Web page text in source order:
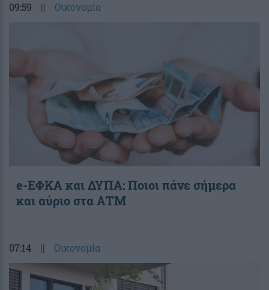
09:59 || Οικονομία
e-ΕΦΚΑ και ΔΥΠΑ: Ποιοι πάνε σήμερα
και αύριο στα ΑΤΜ
07:14 || Οικονομία